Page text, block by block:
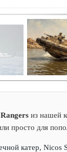
из нашей
просто для
катер, Nicos